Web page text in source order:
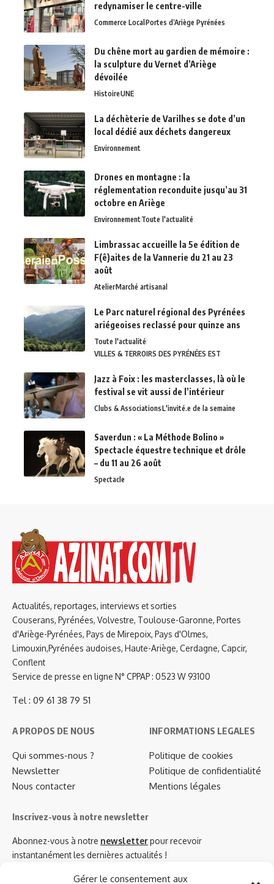
Gérer le consentement aux
redynamiser le centre-ville
Commerce LocalPortes d’Ariège Pyrénées
Du chêne mort au gardien de mémoire :
la sculpture du Vernet d’Ariège
dévoilée
HistoireUNE
La déchèterie de Varilhes se dote d’un
local dédié aux déchets dangereux
Environnement
Drones en montagne : la
réglementation reconduite jusqu’au 31
octobre en Ariège
EnvironnementToute l'actualité
Limbrassac accueille la 5e édition de
F(ê)aites de la Vannerie du 21 au 23
août
AtelierMarché artisanal
Le Parc naturel régional des Pyrénées
ariégeoises reclassé pour quinze ans
Toute l'actualité
VILLES & TERROIRS DES PYRÉNÉES EST
Jazz à Foix : les masterclasses, là où le
festival se vit aussi de l’intérieur
Clubs & AssociationsL'invité.e de la semaine
Saverdun : « La Méthode Bolino »
Spectacle équestre technique et drôle
– du 11 au 26 août
Spectacle
Actualités, reportages, interviews et sorties
Couserans, Pyrénées, Volvestre, Toulouse-Garonne, Portes
d'Ariège-Pyrénées, Pays de Mirepoix, Pays d'Olmes,
Limouxin,Pyrénées audoises, Haute-Ariège, Cerdagne, Capcir,
Conflent
Service de presse en ligne N° CPPAP : 0523 W 93100
Tel : 09 61 38 79 51
A PROPOS DE NOUS
Qui sommes-nous ?
Newsletter
Nous contacter
INFORMATIONS LEGALES
Politique de cookies
Politique de confidentialité
Mentions légales
Inscrivez-vous à notre newsletter
Abonnez-vous à notre newsletterpour recevoir
instantanément les dernières actualités !